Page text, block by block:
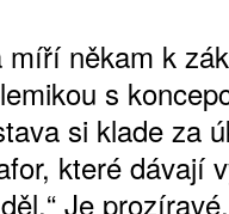
někam k
s
si klade za
které dávají
Je